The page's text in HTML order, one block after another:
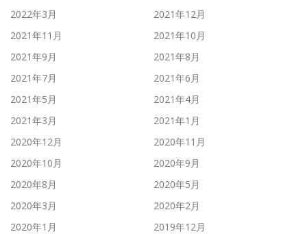
2022年3月
2021年12月
2021年11月
2021年10月
2021年9月
2021年8月
2021年7月
2021年6月
2021年5月
2021年4月
2021年3月
2021年1月
2020年12月
2020年11月
2020年10月
2020年9月
2020年8月
2020年5月
2020年3月
2020年2月
2020年1月
2019年12月